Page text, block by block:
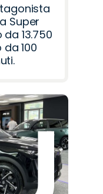
Super
13.750
100